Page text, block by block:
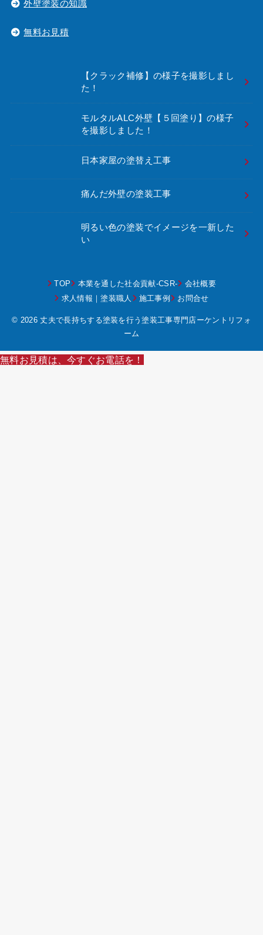
外壁塗装の知識
無料お見積
【クラック補修】の様子を撮影しまし
た！
モルタルALC外壁【５回塗り】の様子
を撮影しました！
日本家屋の塗替え工事
痛んだ外壁の塗装工事
明るい色の塗装でイメージを一新した
い
TOP 本業を通した社会貢献-CSR-
会社概要
求人情報｜塗装職人
施工事例 お問合せ
© 2026 丈夫で長持ちする塗装を行う塗装工事専門店ーケントリフォ
ーム
無料お見積は、今すぐお電話を！